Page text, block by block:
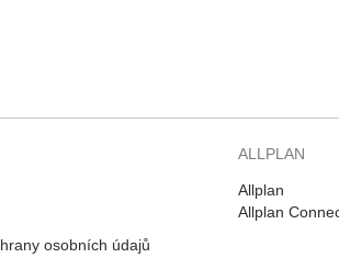
osobních údajů
ALLPLAN
Allplan
Allplan